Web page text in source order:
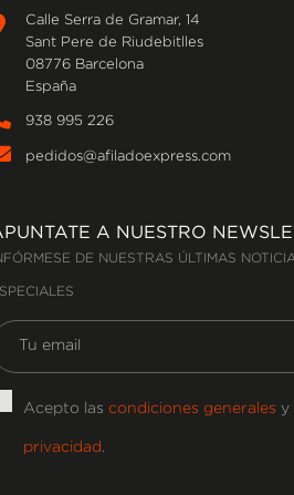
Calle Serra de Gramar, 14
Sant Pere de Riudebitlles
08776 Barcelona
España
938 995 226
pedidos@afiladoexpress.com
A NUESTRO
DE NUESTRAS ÚLTIMAS
Acepto las condiciones generales y
privacidad